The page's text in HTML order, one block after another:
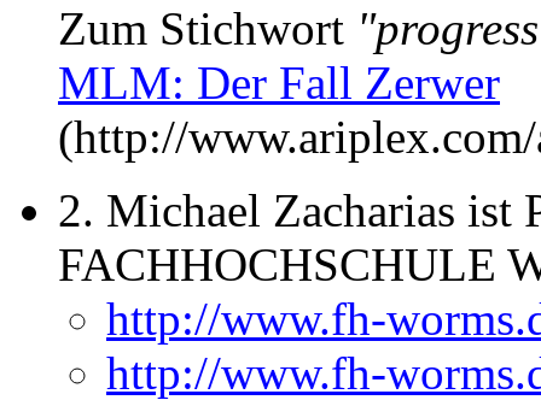
Zum Stichwort
MLM: Der Fall Zerwer
(http://www.ariplex.com/
2. Michael Zacharias ist
FACHHOCHSCHULE
http://www.fh-
http://www.fh-